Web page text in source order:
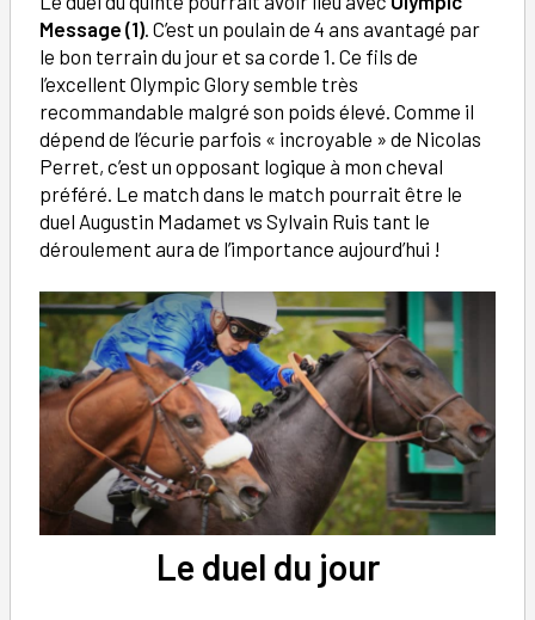
Message (1). C’est un poulain de 4 ans avantagé par
le bon terrain du jour et sa corde 1. Ce fils de
l’excellent Olympic Glory semble très
recommandable malgré son poids élevé. Comme il
dépend de l’écurie parfois « incroyable » de Nicolas
Perret, c’est un opposant logique à mon cheval
préféré. Le match dans le match pourrait être le
duel Augustin Madamet vs Sylvain Ruis tant le
déroulement aura de l’importance aujourd’hui !
Le duel du jour